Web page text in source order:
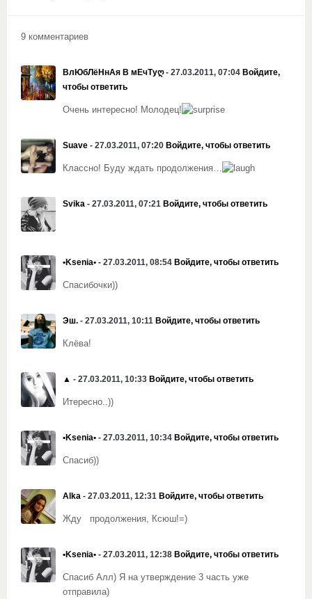
9 комментариев
ВлЮбЛёНнАя В мЕчТуღ- 27.03.2011, 07:04 Войдите,
чтобы ответить
Очень интересно! Молодец!
Suave - 27.03.2011, 07:20 Войдите, чтобы ответить
Классно! Буду ждать продолжения…
Svika - 27.03.2011, 07:21 Войдите, чтобы ответить
•Ksenia• - 27.03.2011, 08:54 Войдите, чтобы ответить
Спасибочки))
Эш. - 27.03.2011, 10:11 Войдите, чтобы ответить
Клёва!
▲ - 27.03.2011, 10:33 Войдите, чтобы ответить
Итересно..))
•Ksenia• - 27.03.2011, 10:34 Войдите, чтобы ответить
Спасиб))
Alka - 27.03.2011, 12:31 Войдите, чтобы ответить
Жду продолжения, Ксюш!=)
•Ksenia• - 27.03.2011, 12:38 Войдите, чтобы ответить
Спасиб Алл) Я на утверждение 3 часть уже
отправила)